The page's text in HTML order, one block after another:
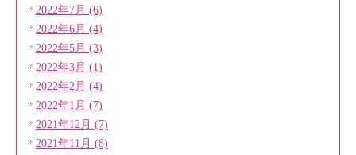
2022年7月 (6)
2022年6月 (4)
2022年5月 (3)
2022年3月 (1)
2022年2月 (4)
2022年1月 (7)
2021年12月 (7)
2021年11月 (8)